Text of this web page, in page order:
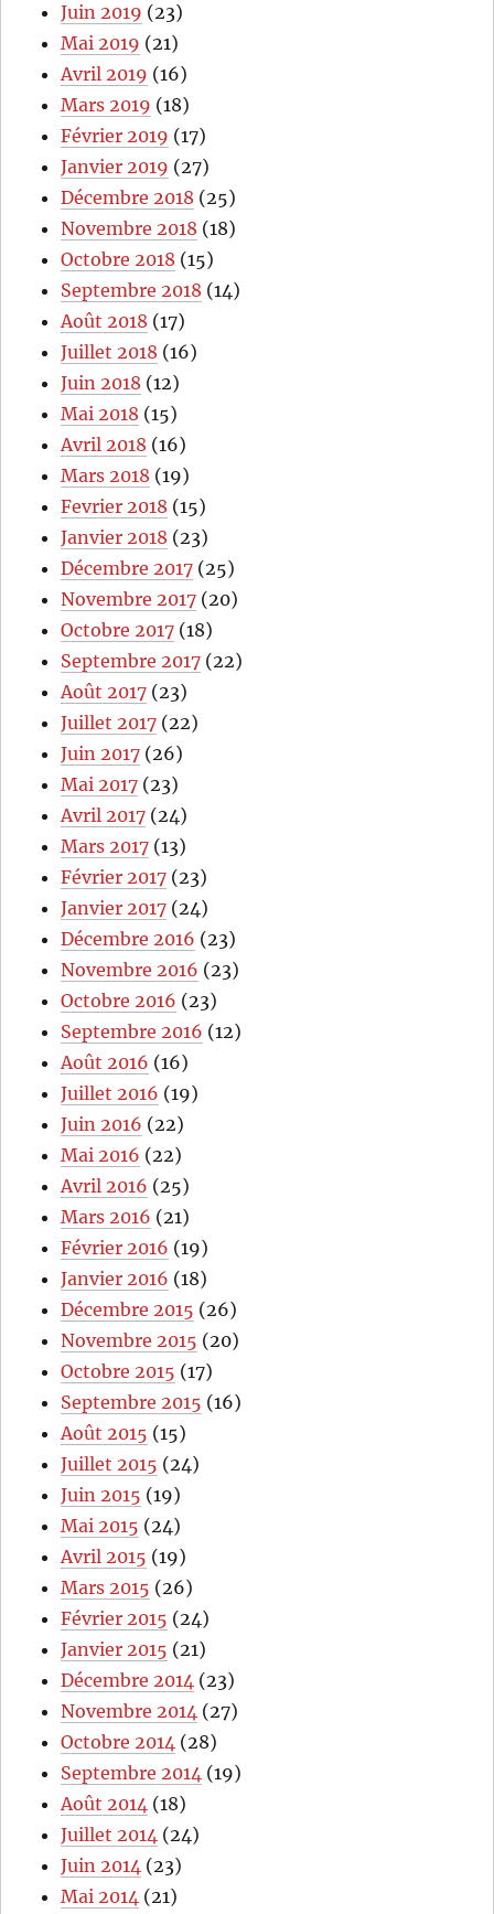
Juin 2019 (23)
Mai 2019 (21)
Avril 2019 (16)
Mars 2019 (18)
Février 2019 (17)
Janvier 2019 (27)
Décembre 2018 (25)
Novembre 2018 (18)
Octobre 2018 (15)
Septembre 2018 (14)
Août 2018 (17)
Juillet 2018 (16)
Juin 2018 (12)
Mai 2018 (15)
Avril 2018 (16)
Mars 2018 (19)
Fevrier 2018 (15)
Janvier 2018 (23)
Décembre 2017 (25)
Novembre 2017 (20)
Octobre 2017 (18)
Septembre 2017 (22)
Août 2017 (23)
Juillet 2017 (22)
Juin 2017 (26)
Mai 2017 (23)
Avril 2017 (24)
Mars 2017 (13)
Février 2017 (23)
Janvier 2017 (24)
Décembre 2016 (23)
Novembre 2016 (23)
Octobre 2016 (23)
Septembre 2016 (12)
Août 2016 (16)
Juillet 2016 (19)
Juin 2016 (22)
Mai 2016 (22)
Avril 2016 (25)
Mars 2016 (21)
Février 2016 (19)
Janvier 2016 (18)
Décembre 2015 (26)
Novembre 2015 (20)
Octobre 2015 (17)
Septembre 2015 (16)
Août 2015 (15)
Juillet 2015 (24)
Juin 2015 (19)
Mai 2015 (24)
Avril 2015 (19)
Mars 2015 (26)
Février 2015 (24)
Janvier 2015 (21)
Décembre 2014 (23)
Novembre 2014 (27)
Octobre 2014 (28)
Septembre 2014 (19)
Août 2014 (18)
Juillet 2014 (24)
Juin 2014 (23)
Mai 2014 (21)